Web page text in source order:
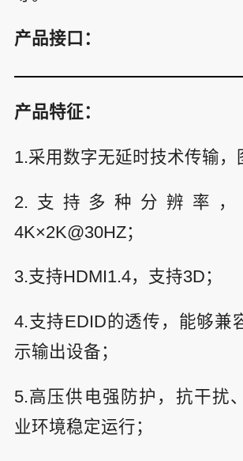
产品接口：
产品特征：
1.采用数字无延时技术传输，
2.支持多种分辨率
4K×2K@30HZ；
3.支持HDMI1.4，支持3D；
4.支持EDID的透传，能够兼
示输出设备；
5.高压供电强防护，抗干扰
业环境稳定运行；